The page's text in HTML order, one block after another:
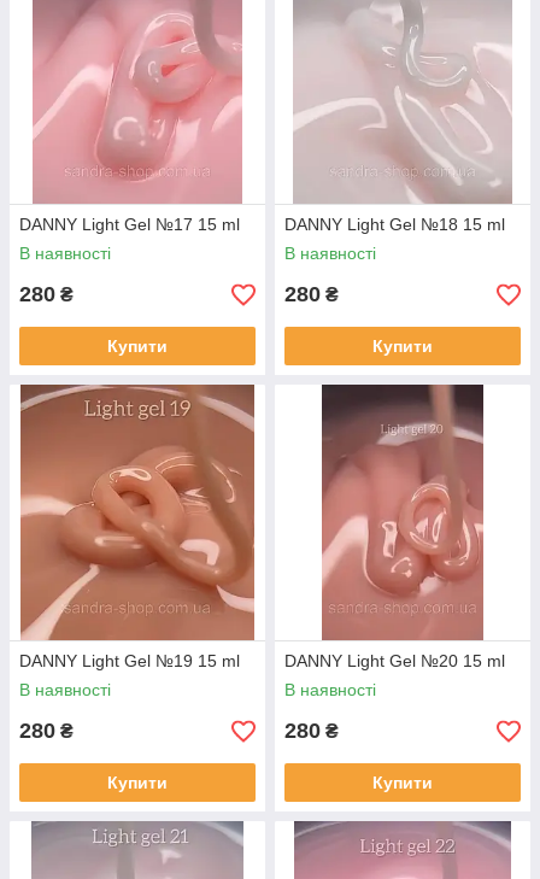
DANNY Light Gel №17 15 ml
В наявності
280 ₴
Купити
DANNY Light Gel №18 15 ml
В наявності
280 ₴
Купити
DANNY Light Gel №19 15 ml
В наявності
280 ₴
Купити
DANNY Light Gel №20 15 ml
В наявності
280 ₴
Купити